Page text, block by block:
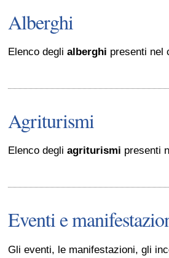
Alberghi
Elenco deglialberghi presenti nel
Agriturismi
Elenco degliagriturismi presenti
Eventi e
Gli eventi, le manifestazioni, gli